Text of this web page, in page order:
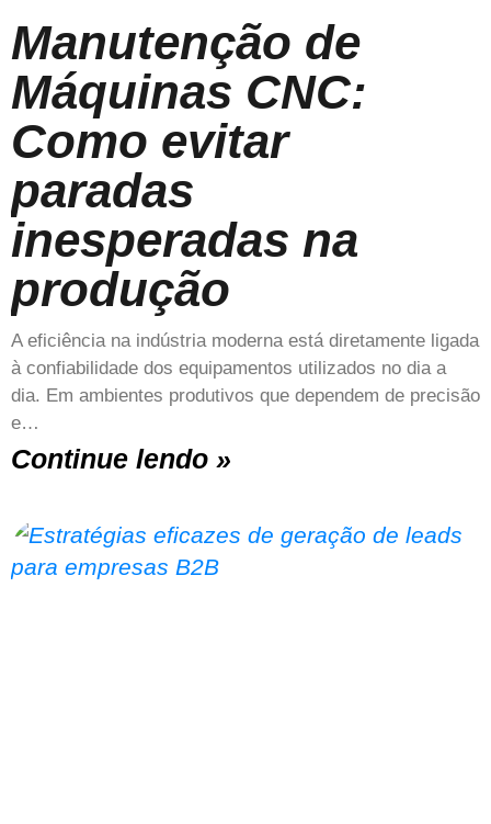
Manutenção de
Máquinas CNC:
Como evitar
paradas
inesperadas na
produção
A eficiência na indústria moderna está diretamente ligada
à confiabilidade dos equipamentos utilizados no dia a
dia. Em ambientes produtivos que dependem de precisão
e…
Continue lendo »